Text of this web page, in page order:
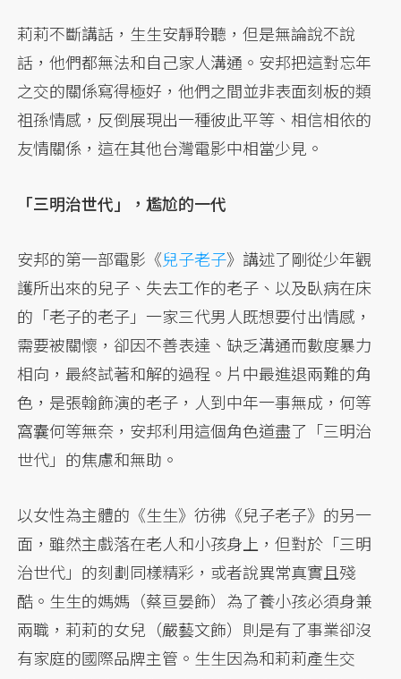
莉莉不斷講話，生生安靜聆聽，但是無論說不說
話，他們都無法和自己家人溝通。安邦把這對忘年
之交的關係寫得極好，他們之間並非表面刻板的類
祖孫情感，反倒展現出一種彼此平等、相信相依的
友情關係，這在其他台灣電影中相當少見。
「三明治世代」，尷尬的一代
安邦的第一部電影《兒子老子》講述了剛從少年觀
護所出來的兒子、失去工作的老子、以及臥病在床
的「老子的老子」一家三代男人既想要付出情感，
需要被關懷，卻因不善表達、缺乏溝通而數度暴力
相向，最終試著和解的過程。片中最進退兩難的角
色，是張翰飾演的老子，人到中年一事無成，何等
窩囊何等無奈，安邦利用這個角色道盡了「三明治
世代」的焦慮和無助。
以女性為主體的《生生》彷彿《兒子老子》的另一
面，雖然主戲落在老人和小孩身上，但對於「三明
治世代」的刻劃同樣精彩，或者說異常真實且殘
酷。生生的媽媽（蔡亘晏飾）為了養小孩必須身兼
兩職，莉莉的女兒（嚴藝文飾）則是有了事業卻沒
有家庭的國際品牌主管。生生因為和莉莉產生交